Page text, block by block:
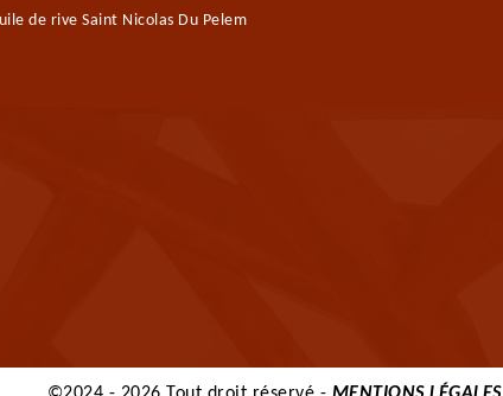
de rive Saint Nicolas Du Pelem